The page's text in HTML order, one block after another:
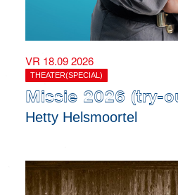
VR 18.09 2026
THEATER(SPECIAL)
Missie 2026 (try-
Hetty Helsmoortel